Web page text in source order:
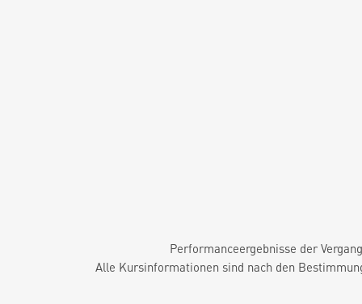
Performanceergebnisse der
Alle Kursinformationen sind nach den